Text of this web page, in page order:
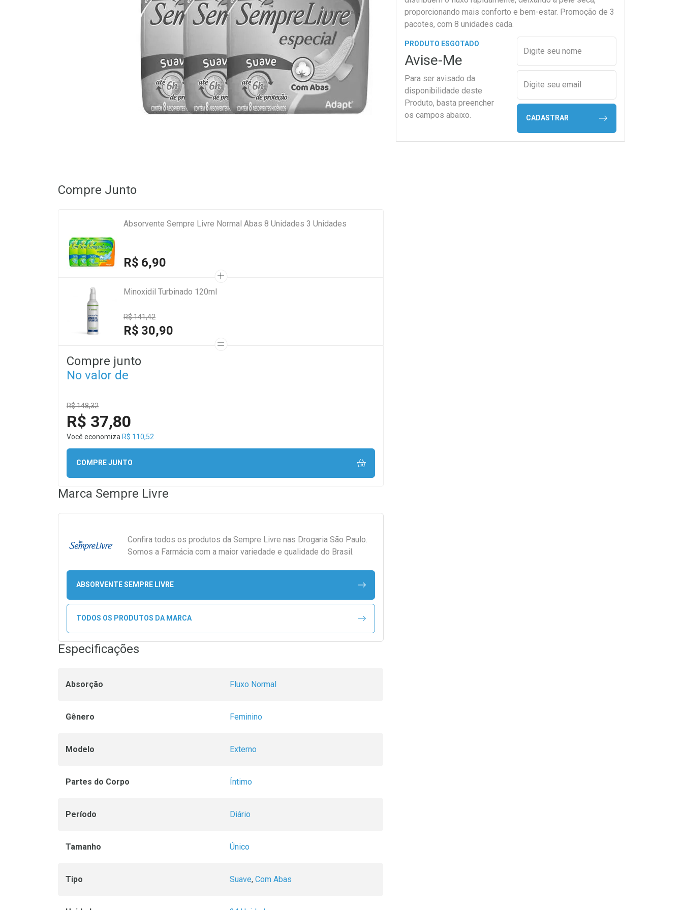
proporcionando mais conforto e bem-estar. Promoção de 3
pacotes, com 8 unidades cada.
PRODUTO ESGOTADO
Avise-Me
Para ser avisado da
disponibilidade deste
Produto, basta preencher
os campos abaixo.
Preencher nome e email
Digite seu nome
Digite seu email
CADASTRAR
Compre Junto
Absorvente Sempre Livre Normal Abas 8 Unidades 3 Unidades
R$ 6,90
Minoxidil Turbinado 120ml
R$ 141,42
R$ 30,90
Compre junto
No valor de
R$ 148,32
R$ 37,80
Você economiza R$ 110,52
COMPRE JUNTO
Marca Sempre Livre
Confira todos os produtos da Sempre Livre nas Drogaria São Paulo.
Somos a Farmácia com a maior variedade e qualidade do Brasil.
ABSORVENTE SEMPRE LIVRE
TODOS OS PRODUTOS DA MARCA
Especificações
Absorção Fluxo Normal
Gênero Feminino
Modelo Externo
Partes do Corpo Íntimo
Período Diário
Tamanho Único
Tipo Suave, Com Abas